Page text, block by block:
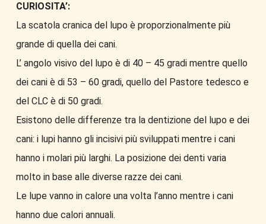
CURIOSITA’:
La scatola cranica del lupo è proporzionalmente più
grande di quella dei cani.
L’ angolo visivo del lupo è di 40 – 45 gradi mentre quello
dei cani è di 53 – 60 gradi, quello del Pastore tedesco e
del CLC è di 50 gradi.
Esistono delle differenze tra la dentizione del lupo e dei
cani: i lupi hanno gli incisivi più sviluppati mentre i cani
hanno i molari più larghi. La posizione dei denti varia
molto in base alle diverse razze dei cani.
Le lupe vanno in calore una volta l’anno mentre i cani
hanno due calori annuali.